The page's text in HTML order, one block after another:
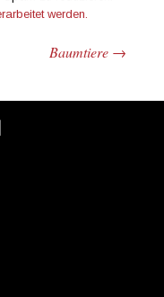
werden.
Baumtiere →